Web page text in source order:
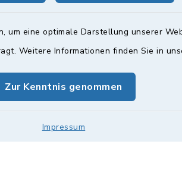
eine optimale Darstellung unserer
Weitere Informationen finden Sie in
Zur Kenntnis genommen
Impressum
Diese findet nach
Weitere Informationen